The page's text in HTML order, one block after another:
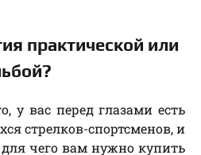
практической или
у вас перед глазами есть
стрелков-спортсменов, и
чего вам нужно купить